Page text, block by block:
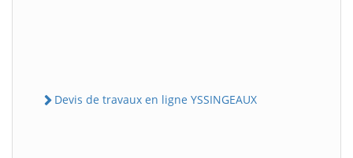
Devis de travaux en ligne YSSINGEAUX